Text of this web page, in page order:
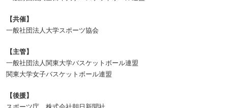
【共催】
一般社団法人大学スポーツ協会
【主管】
一般社団法人関東大学バスケットボール連盟
関東大学女子バスケットボール連盟
【後援】